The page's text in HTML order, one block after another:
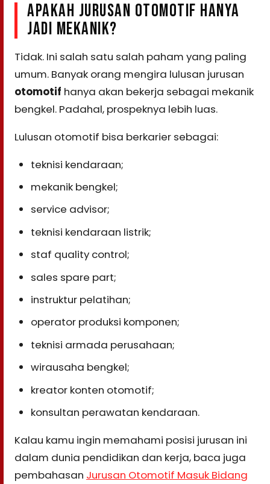
APAKAH JURUSAN OTOMOTIF HANYA
JADI MEKANIK?
Tidak. Ini salah satu salah paham yang paling
umum. Banyak orang mengira lulusan jurusan
otomotif hanya akan bekerja sebagai mekanik
bengkel. Padahal, prospeknya lebih luas.
Lulusan otomotif bisa berkarier sebagai:
teknisi kendaraan;
mekanik bengkel;
service advisor;
teknisi kendaraan listrik;
staf quality control;
sales spare part;
instruktur pelatihan;
operator produksi komponen;
teknisi armada perusahaan;
wirausaha bengkel;
kreator konten otomotif;
konsultan perawatan kendaraan.
Kalau kamu ingin memahami posisi jurusan ini
dalam dunia pendidikan dan kerja, baca juga
pembahasan Jurusan Otomotif Masuk Bidang